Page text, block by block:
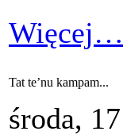
Więcej…
Tat te’nu kampam...
środa,